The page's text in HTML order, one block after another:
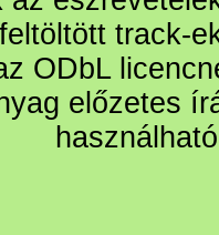
track-
ODbL
előzetes